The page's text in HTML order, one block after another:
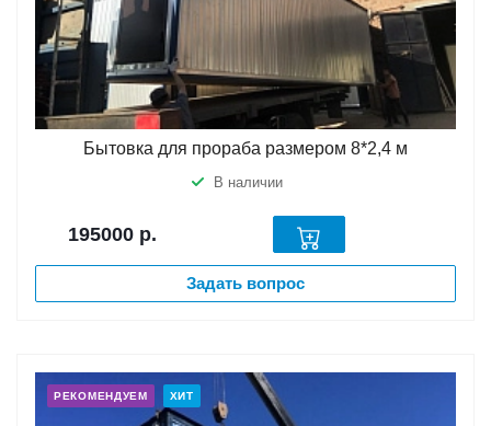
Бытовка для прораба размером 8*2,4 м
В наличии
195000 р.
Задать вопрос
РЕКОМЕНДУЕМ ХИТ